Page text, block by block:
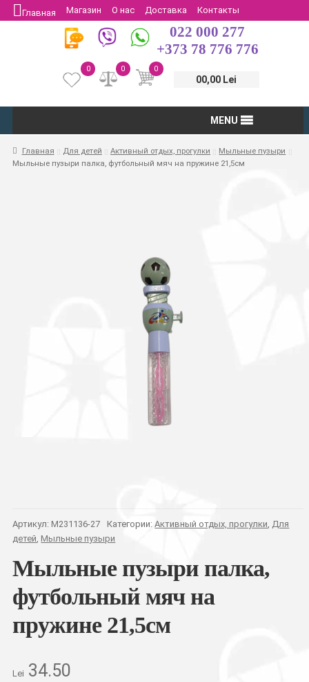
Главная Магазин О нас Доставка
Контакты
Защита потребителей
Возврат
022 000 277
+373 78 776 776
0
00,00 Lei
0
0
MENU
Главная Для детей Активный отдых, прогулки
Мыльные пузыри
Мыльные пузыри палка, футбольный мяч на пружине 21,5см
Артикул: M231136-27 Категории:Активный отдых, прогулки, Для
детей, Мыльные пузыри
Мыльные пузыри палка,
футбольный мяч на
пружине 21,5см
Lei 34.50